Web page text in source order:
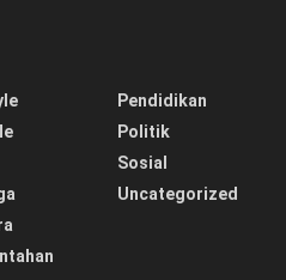
Pendidikan
Politik
Sosial
Uncategorized